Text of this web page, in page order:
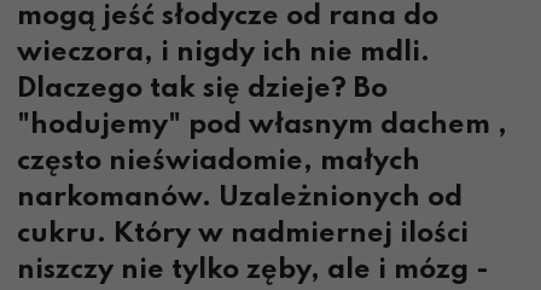
mogą jeść słodycze od rana do
wieczora, i nigdy ich nie mdli.
Dlaczego tak się dzieje? Bo
"hodujemy" pod własnym dachem ,
często nieświadomie, małych
narkomanów. Uzależnionych od
cukru. Który w nadmiernej ilości
niszczy nie tylko zęby, ale i mózg -